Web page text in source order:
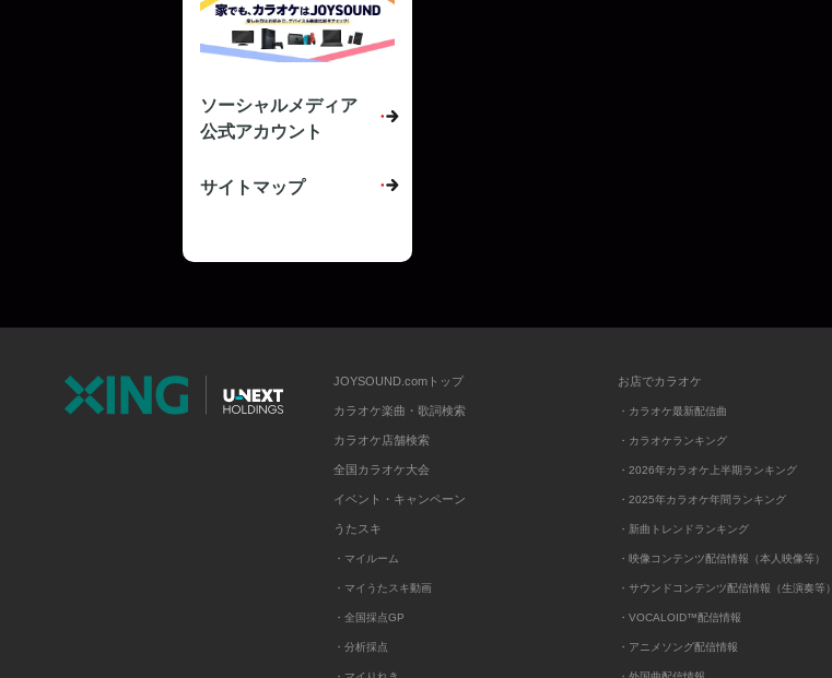
ソーシャルメディア
公式アカウント
サイトマップ
JOYSOUND.comトップ
カラオケ楽曲・歌詞検索
カラオケ店舗検索
全国カラオケ大会
イベント・キャンペーン
うたスキ
・マイルーム
・マイうたスキ動画
・全国採点GP
・分析採点
お店でカラオケ
・カラオケ最新配信曲
・カラオケランキング
・2026年カラオケ上半期ランキング
・2025年カラオケ年間ランキング
・新曲トレンドランキング
・映像コンテンツ配信情報（本人映像等）
・サウンドコンテンツ配信情報（生演奏等）
・VOCALOID™配信情報
・アニメソング配信情報